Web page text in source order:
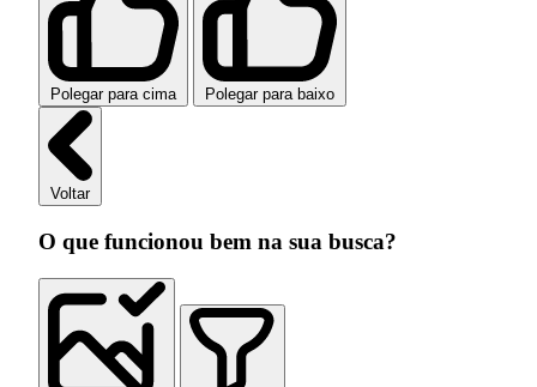
Polegar para cima Polegar para baixo
Voltar
O que funcionou bem na sua busca?